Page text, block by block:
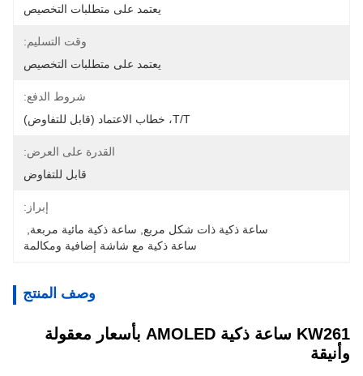
يعتمد على متطلبات التخصيص
وقت التسليم:
يعتمد على متطلبات التخصيص
شروط الدفع:
T/T، خطاب الاعتماد (قابل للتفاوض)
القدرة على العرض:
قابل للتفاوض
إبراز:
ساعة ذكية ذات شكل مربع
ساعة ذكية مائية مربعة
ساعة ذكية مع شاشة إضافية ومكالمة
وصف المنتج
KW261 ساعة ذكية AMOLED بأسعار معقولة
وأنيقة